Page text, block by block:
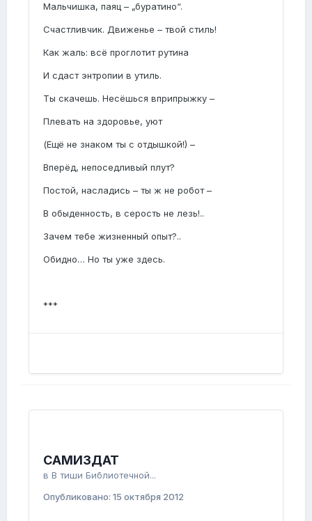
Мальчишка, паяц – „буратино“.
Счастливчик. Движенье – твой стиль!
Как жаль: всё проглотит рутина
И сдаст энтропии в утиль.
Ты скачешь. Несёшься вприпрыжку –
Плевать на здоровье, уют
(Ещё не знаком ты с отдышкой!) –
Вперёд, непоседливый плут?
Постой, насладись – ты ж не робот –
В обыденность, в серость не лезь!..
Зачем тебе жизненный опыт?..
Обидно… Но ты уже здесь.
***
САМИЗДАТ
в В тиши Библиотечной...
Опубликовано: 15 октября 2012